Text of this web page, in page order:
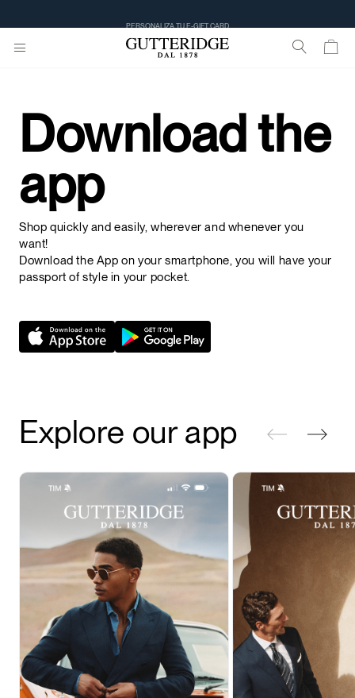
PERSONALIZA TU E-GIFT CARD
Download the
app
Shop quickly and easily, wherever and whenever you
want!
Download the App on your smartphone, you will have your
passport of style in your pocket.
Explore our app